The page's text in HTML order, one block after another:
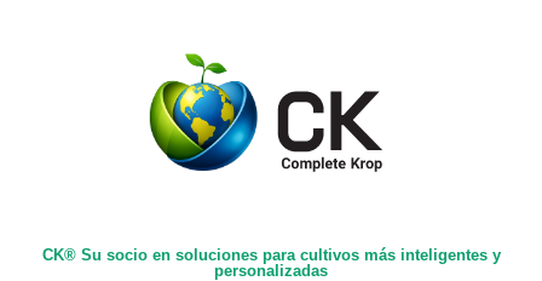
CK® Su socio en soluciones para cultivos más inteligentes y
personalizadas